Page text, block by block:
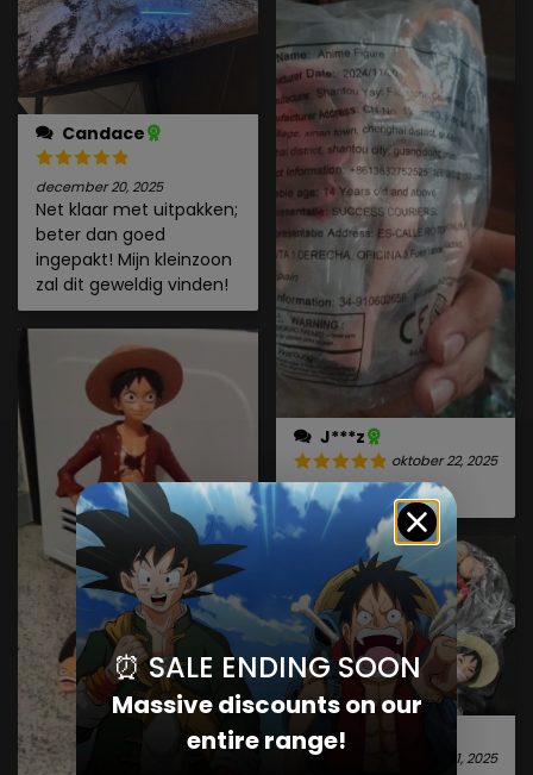
Candace
december 20, 2025
Net klaar met uitpakken;
beter dan goed
ingepakt! Mijn kleinzoon
zal dit geweldig vinden!
J***z
oktober 22, 2025
Zeer goed
A***s
oktober 21, 2025
⏰ SALE ENDING SOON
Massive discounts on our
entire range!